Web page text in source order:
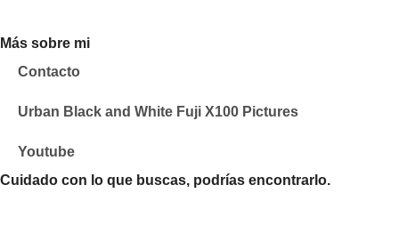
Más sobre mi
Contacto
Urban Black and White Fuji X100 Pictures
Youtube
Cuidado con lo que buscas, podrías encontrarlo.